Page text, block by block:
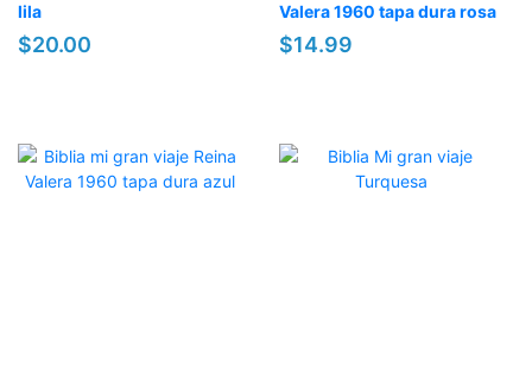
lila
$20.00
Valera 1960 tapa dura rosa
$14.99